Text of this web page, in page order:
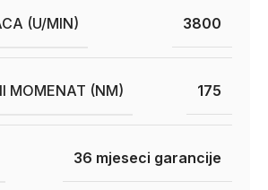
(U/MIN) 3800
MOMENAT (NM) 175
36 mjeseci garancije